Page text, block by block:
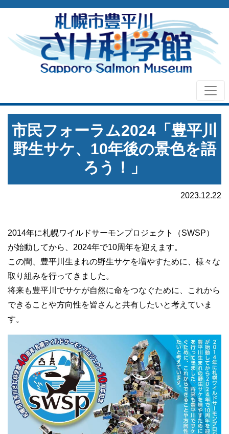
市民フォーラム2024「豊平川
野生サケ、10年後の景色を語
ろう！」
2023.12.22
2014年に札幌ワイルドサーモンプロジェクト（SWSP）
が始動してから、2024年で10周年を迎えます。
この間、豊平川生まれの野生サケを増やすために、様々な
取り組みを行ってきました。
将来も豊平川でサケが自然に命をつなぐために、これから
できることや方向性を皆さんと共有したいと考えていま
す。